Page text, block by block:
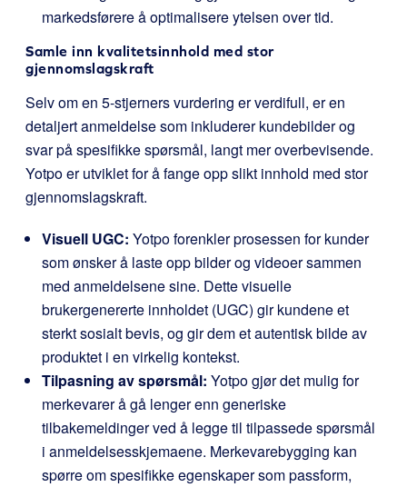
markedsførere å optimalisere ytelsen over tid.
Samle inn kvalitetsinnhold med stor
gjennomslagskraft
Selv om en 5-stjerners vurdering er verdifull, er en
detaljert anmeldelse som inkluderer kundebilder og
svar på spesifikke spørsmål, langt mer overbevisende.
Yotpo er utviklet for å fange opp slikt innhold med stor
gjennomslagskraft.
Visuell UGC: Yotpo forenkler prosessen for kunder
som ønsker å laste opp bilder og videoer sammen
med anmeldelsene sine. Dette visuelle
brukergenererte innholdet (UGC) gir kundene et
sterkt sosialt bevis, og gir dem et autentisk bilde av
produktet i en virkelig kontekst.
Tilpasning av spørsmål: Yotpo gjør det mulig for
merkevarer å gå lenger enn generiske
tilbakemeldinger ved å legge til tilpassede spørsmål
i anmeldelsesskjemaene. Merkevarebygging kan
spørre om spesifikke egenskaper som passform,